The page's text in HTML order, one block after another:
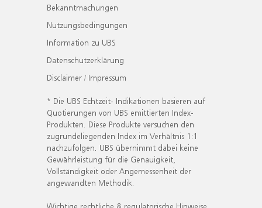
Bekanntmachungen
Nutzungsbedingungen
Information zu UBS
Datenschutzerklärung
Disclaimer / Impressum
* Die UBS Echtzeit- Indikationen basieren auf
Quotierungen von UBS emittierten Index-
Produkten. Diese Produkte versuchen den
zugrundeliegenden Index im Verhältnis 1:1
nachzufolgen. UBS übernimmt dabei keine
Gewährleistung für die Genauigkeit,
Vollständigkeit oder Angemessenheit der
angewandten Methodik.